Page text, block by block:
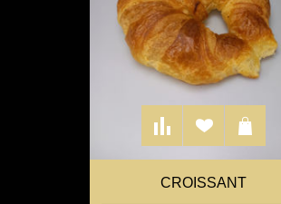
CROISSANT